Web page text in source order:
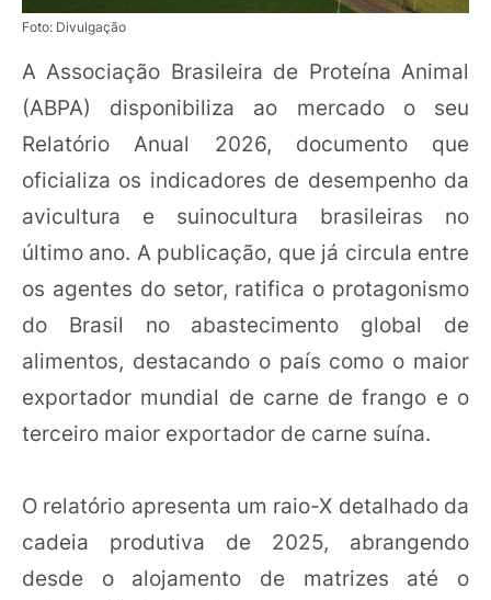
Foto: Divulgação
A Associação Brasileira de Proteína Animal
(ABPA) disponibiliza ao mercado o seu
Relatório Anual 2026, documento que
oficializa os indicadores de desempenho da
avicultura e suinocultura brasileiras no
último ano. A publicação, que já circula entre
os agentes do setor, ratifica o protagonismo
do Brasil no abastecimento global de
alimentos, destacando o país como o maior
exportador mundial de carne de frango e o
terceiro maior exportador de carne suína.
O relatório apresenta um raio-X detalhado da
cadeia produtiva de 2025, abrangendo
desde o alojamento de matrizes até o